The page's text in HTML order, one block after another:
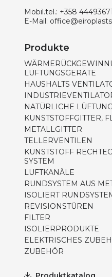
Mobil.tel.: +358
E-Mail:
Produkte
LÜFTUNGSGERÄTE
HAUSHALTS
NATÜRLICHE
KUNSTSTOFFGITTER,
METALLGITTER
TELLERVENTILEN
KUNSTSTOFF
SYSTEM
LUFTKANÄLE
RUNDSYSTEM AUS
ISOLIERT
REVISIONSTÜREN
FILTER
ISOLIERPRODUKTE
ELEKTRISCHES
ZUBEHÖR